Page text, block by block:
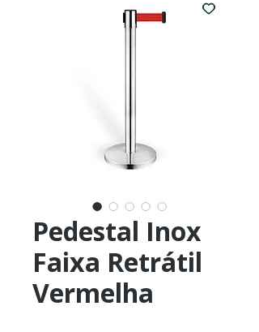
Pedestal Inox
Faixa Retrátil
Vermelha